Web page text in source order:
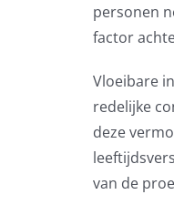
personen
factor
Vloeibare
redelijke
deze
van de